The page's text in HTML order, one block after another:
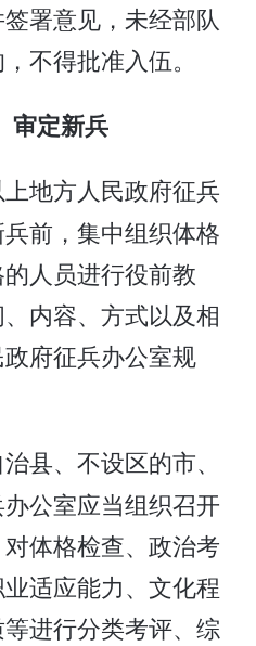
署意见，未经部队
不得批准入伍。
定新兵
地方人民政府征兵
前，集中组织体格
人员进行役前教
内容、方式以及相
府征兵办公室规
县、不设区的市、
公室应当组织召开
体格检查、政治考
适应能力、文化程
进行分类考评、综